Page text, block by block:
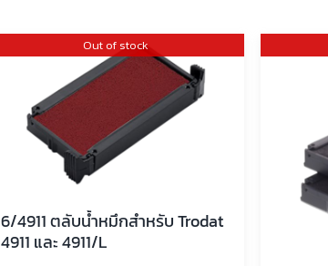
Out of stock
6/4911 ตลับน้ำหมึกสำหรับ Trodat
4911 และ 4911/L